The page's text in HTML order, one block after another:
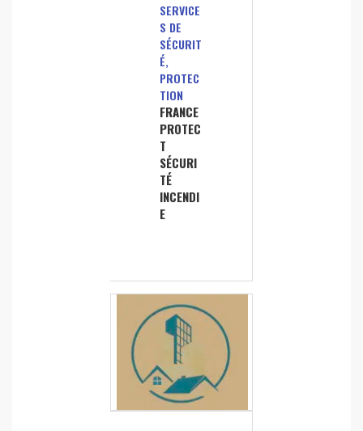
SERVICE
S DE
SÉCURIT
É,
PROTEC
TION
FRANCE
PROTEC
T
SÉCURI
TÉ
INCENDI
E